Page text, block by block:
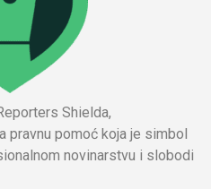
Shielda,
pravnu pomoć koja je simbol
novinarstvu i slobodi